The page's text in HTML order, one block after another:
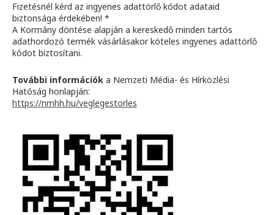
Fizetésnél kérd az ingyenes adattörlő kódot adataid
biztonsága érdekében! *
A Kormány döntése alapján a kereskedő minden tartós
adathordozó termék vásárlásakor köteles ingyenes adattörlő
kódot biztosítani.
További információk a Nemzeti Média- és Hírközlési
Hatóság honlapján:
https://nmhh.hu/veglegestorles